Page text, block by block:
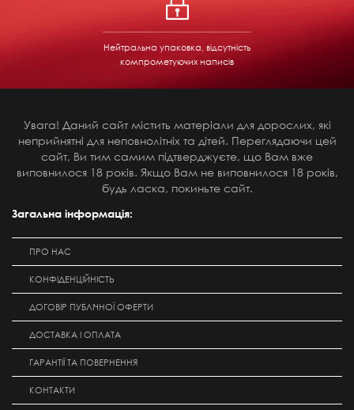
Нейтральна упаковка, відсутність
компрометуючих написів
Увага! Даний сайт містить матеріали для дорослих, які
неприйнятні для неповнолітніх та дітей. Переглядаючи цей
сайт, Ви тим самим підтверджуєте, що Вам вже
виповнилося 18 років. Якщо Вам не виповнилося 18 років,
будь ласка, покиньте сайт.
Загальна інформація:
ПРО НАС
КОНФІДЕНЦІЙНІСТЬ
ДОГОВІР ПУБЛІЧНОЇ ОФЕРТИ
ДОСТАВКА І ОПЛАТА
ГАРАНТІЇ ТА ПОВЕРНЕННЯ
КОНТАКТИ